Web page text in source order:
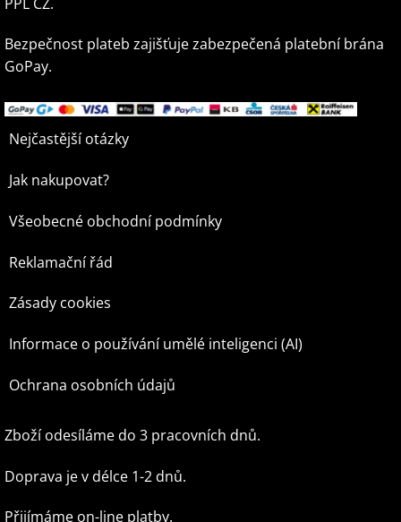
Bezpečnost plateb zajišťuje zabezpečená platební brána
GoPay.
Nejčastější otázky
Jak nakupovat?
Všeobecné obchodní podmínky
Reklamační řád
Zásady cookies
Informace o používání umělé inteligenci (AI)
Ochrana osobních údajů
Zboží odesíláme do 3 pracovních dnů.
Doprava je v délce 1-2 dnů.
Přijímáme on-line platby.